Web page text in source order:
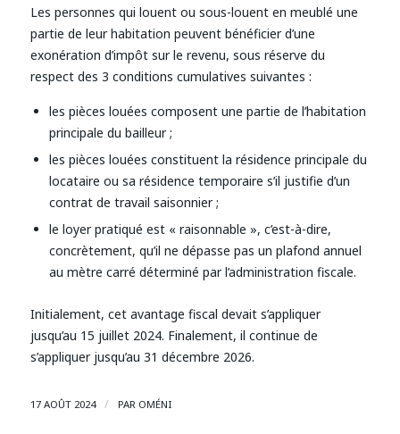
Les personnes qui louent ou sous-louent en meublé une
partie de leur habitation peuvent bénéficier d’une
exonération d’impôt sur le revenu, sous réserve du
respect des 3 conditions cumulatives suivantes :
les pièces louées composent une partie de l’habitation
principale du bailleur ;
les pièces louées constituent la résidence principale du
locataire ou sa résidence temporaire s’il justifie d’un
contrat de travail saisonnier ;
le loyer pratiqué est « raisonnable », c’est-à-dire,
concrètement, qu’il ne dépasse pas un plafond annuel
au mètre carré déterminé par l’administration fiscale.
Initialement, cet avantage fiscal devait s’appliquer
jusqu’au 15 juillet 2024. Finalement, il continue de
s’appliquer jusqu’au 31 décembre 2026.
17 AOÛT 2024 / PAR OMÉNI